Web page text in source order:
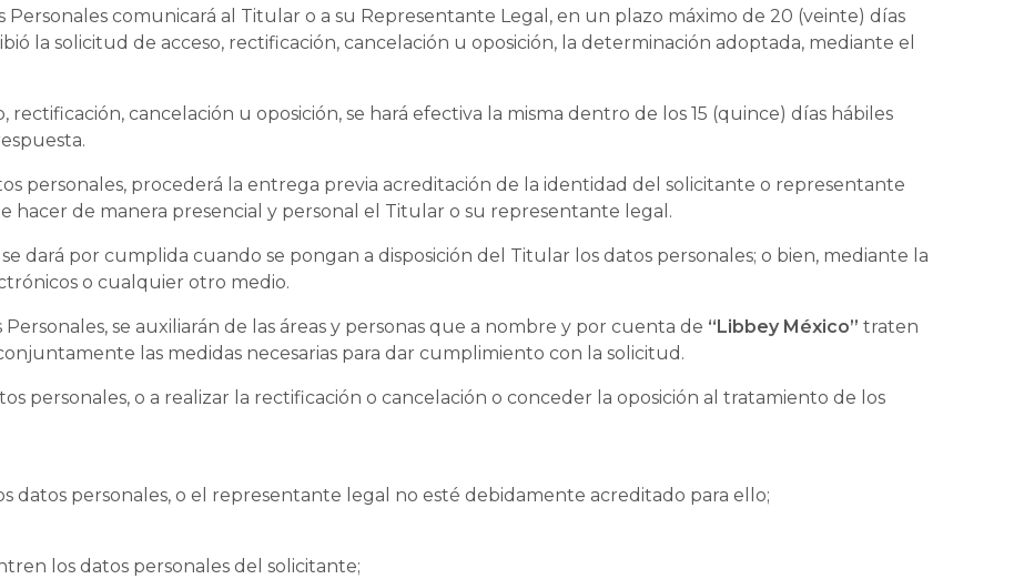
Personales comunicará al Titular o a su Representante Legal, en un plazo máximo de 20 (veinte) días
la solicitud de acceso, rectificación, cancelación u oposición, la determinación adoptada, mediante el
cancelación u oposición, se hará efectiva la misma dentro de los 15 (quince) días hábiles
personales, procederá la entrega previa acreditación de la identidad del solicitante o representante
hacer de manera presencial y personal el Titular o su representante legal.
se dará por cumplida cuando se pongan a disposición del Titular los datos personales; o bien, mediante la
o cualquier otro medio.
se auxiliarán de las áreas y personas que a nombre y por cuenta de “Libbey México” traten
las medidas necesarias para dar cumplimiento con la solicitud.
personales, o a realizar la rectificación o cancelación o conceder la oposición al tratamiento de los
datos personales, o el representante legal no esté debidamente acreditado para ello;
los datos personales del solicitante;